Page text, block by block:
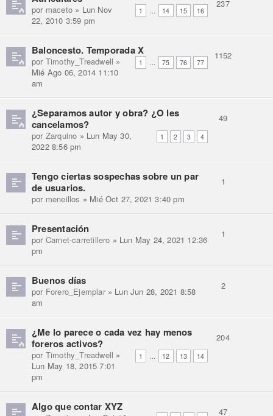
1 ... 14 15 16
por maceto» Lun Nov
22, 2010 3:59 pm
237
Baloncesto. Temporada X
1 ... 75 76 77
por Timothy_Treadwell »
Mié Ago 06, 2014 11:10
am
1152
¿Separamos autor y obra? ¿O les
cancelamos?
1 2 3 4
por Zarquino » Lun May 30,
2022 8:56 pm
49
Tengo ciertas sospechas sobre un par
de usuarios.
por meneillos » Mié Oct 27, 2021 3:40 pm
1
Presentación
por Carnet-carretillero » Lun May 24, 2021 12:36
pm
1
Buenos días
por Forero_Ejemplar» Lun Jun 28, 2021 8:58
am
2
¿Me lo parece o cada vez hay menos
foreros activos?
1 ... 12 13 14
por Timothy_Treadwell »
Lun May 18, 2015 7:01
pm
204
Algo que contar XYZ 47